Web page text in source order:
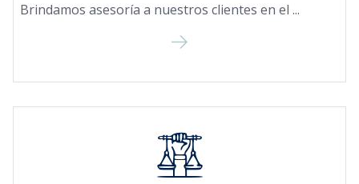
Brindamos asesoría a nuestros clientes en el ...